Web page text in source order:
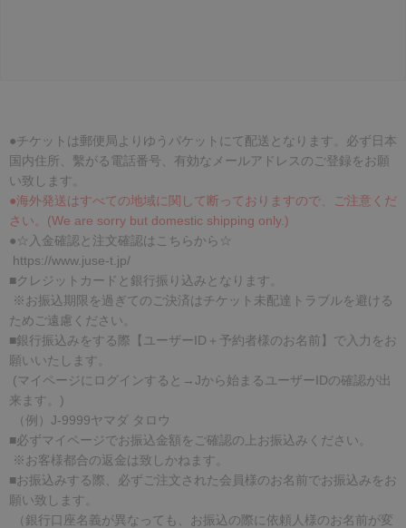
● チケットは郵便局よりゆうパケットにて配送となります。必ず日本
国内住所、繫がる電話番号、有効なメールアドレスのご登録をお願
い致します。
●海外発送はすべての地域に関して断っておりますので、ご注意くだ
さい。(We are sorry but domestic shipping only.)
●☆入金確認と注文確認はこちらから☆
https://www.juse-t.jp/
■クレジットカードと銀行振り込みとなります。
※お振込期限を過ぎてのご決済はチケット未配達トラブルを避ける
ためご遠慮ください。
■銀行振込みをする際【ユーザーID＋予約者様のお名前】で入力をお
願いいたします。
(マイページにログインすると→Jから始まるユーザーIDの確認が出
来ます。)
（例）J-9999ヤマダ タロウ
■必ずマイページでお振込金額をご確認の上お振込みください。
※お客様都合の返金は致しかねます。
■お振込みする際、必ずご注文された会員様のお名前でお振込みをお
願い致します。
（銀行口座名義が異なっても、お振込の際に依頼人様のお名前が変